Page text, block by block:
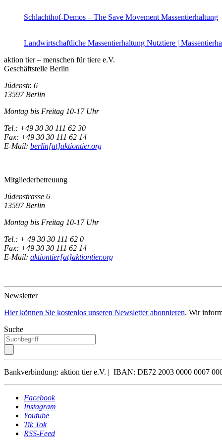
Schlachthof-Demos – The Save Movement Massentierhaltung
Landwirtschaftliche Massentierhaltung Nutztiere |
aktion tier – menschen für tiere e.V.
Geschäftstelle Berlin
Jüdenstr. 6
13597 Berlin
Montag bis Freitag 10-17 Uhr
Tel.: +49 30 30 111 62 30
Fax: +49 30 30 111 62 14
E-Mail: berlin[at]aktiontier.org
Mitgliederbetreuung
Jüdenstrasse 6
13597 Berlin
Montag bis Freitag 10-17 Uhr
Tel.: + 49 30 30 111 62 0
Fax: +49 30 30 111 62 14
E-Mail: aktiontier[at]aktiontier.org
Newsletter
Hier können Sie kostenlos unseren Newsletter abonnieren. Wir
Suche
Bankverbindung: aktion tier e.V. | IBAN: DE72 2003 0000 0007
Facebook
Instagram
Youtube
Tik Tok
RSS-Feed